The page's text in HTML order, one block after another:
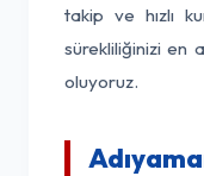
takip ve hızlı
sürekliliğinizi en
oluyoruz.